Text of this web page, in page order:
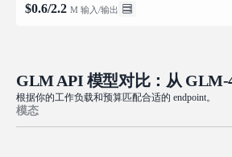
$0.6/2.2 M 输入/输出
GLM API 模型对比：从 GLM-
根据你的工作负载和预算匹配合适的 endpoint。
模态